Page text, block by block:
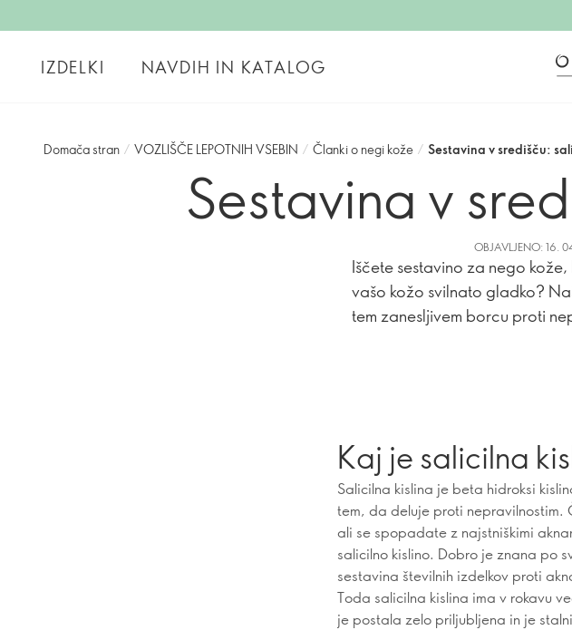
IZDELKI NAVDIH IN KATALOG
Domača stran / VOZLIŠČE LEPOTNIH VSEBIN / Članki o negi kože / Sestavina v središču:
Sestavina v
OBJAVLJENO: 16.
Iščete sestavino za nego
vašo kožo svilnato gladko?
tem zanesljivem borcu proti
Kaj je salicilna
Salicilna kislina je beta hidroksi
tem, da deluje proti nepravilnostim.
ali se spopadate z najstniškimi
salicilno kislino. Dobro je znana po
sestavina številnih izdelkov proti
Toda salicilna kislina ima v rokavu
je postala zelo priljubljena in je